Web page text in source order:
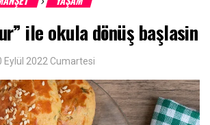
ile okula dönüş başlasin
Eylül 2022 Cumartesi